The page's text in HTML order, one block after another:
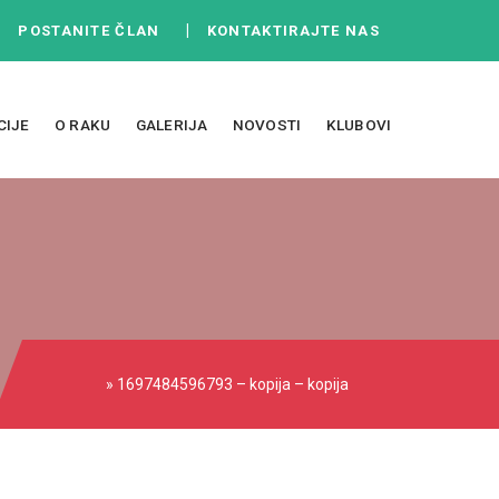
POSTANITE ČLAN KONTAKTIRAJTE NAS
O RAKU GALERIJA NOVOSTI KLUBOVI
» 1697484596793 – kopija – kopija